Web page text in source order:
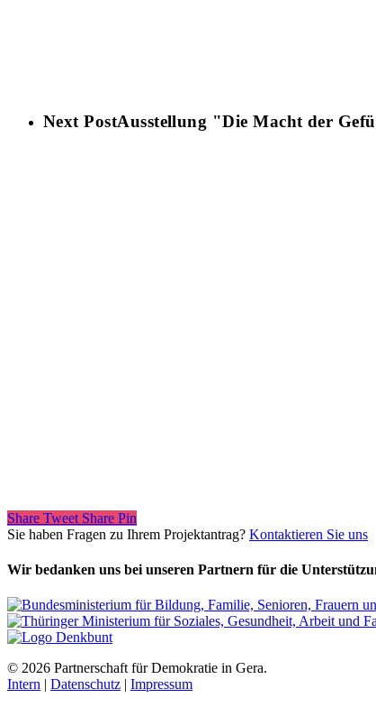
Next PostAusstellung "Die Macht der
Share Tweet Share Pin
Sie haben Fragen zu Ihrem Projektantrag? Kontaktieren Sie uns
Wir bedanken uns bei unseren Partnern für die
© 2026 Partnerschaft für Demokratie in Gera.
Intern | Datenschutz | Impressum